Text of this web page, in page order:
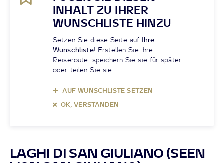
INHALT ZU IHRER
WUNSCHLISTE HINZU
Setzen Sie diese Seite auf Ihre
Wunschliste! Erstellen Sie Ihre
Reiseroute, speichern Sie sie für später
oder teilen Sie sie.
AUF WUNSCHLISTE SETZEN
OK, VERSTANDEN
LAGHI DI SAN GIULIANO (SEEN